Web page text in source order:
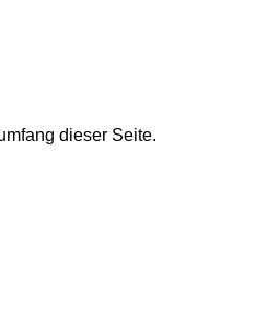
dieser Seite.